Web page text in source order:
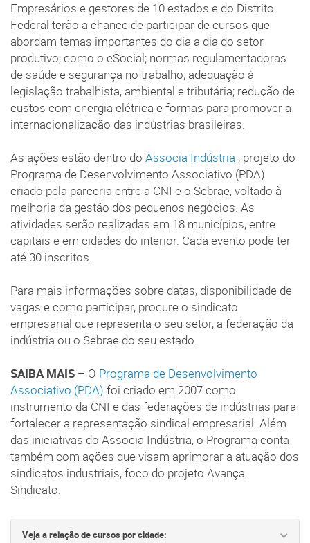
Empresários e gestores de 10 estados e do Distrito
Federal terão a chance de participar de cursos que
abordam temas importantes do dia a dia do setor
produtivo, como o eSocial; normas regulamentadoras
de saúde e segurança no trabalho; adequação à
legislação trabalhista, ambiental e tributária; redução de
custos com energia elétrica e formas para promover a
internacionalização das indústrias brasileiras.
As ações estão dentro do Associa Indústria , projeto do
Programa de Desenvolvimento Associativo (PDA)
criado pela parceria entre a CNI e o Sebrae, voltado à
melhoria da gestão dos pequenos negócios. As
atividades serão realizadas em 18 municípios, entre
capitais e em cidades do interior. Cada evento pode ter
até 30 inscritos.
Para mais informações sobre datas, disponibilidade de
vagas e como participar, procure o sindicato
empresarial que representa o seu setor, a federação da
indústria ou o Sebrae do seu estado.
SAIBA MAIS – O Programa de Desenvolvimento
Associativo (PDA) foi criado em 2007 como
instrumento da CNI e das federações de indústrias para
fortalecer a representação sindical empresarial. Além
das iniciativas do Associa Indústria, o Programa conta
também com ações que visam aprimorar a atuação dos
sindicatos industriais, foco do projeto Avança
Sindicato.
Veja a relação de cursos por cidade: